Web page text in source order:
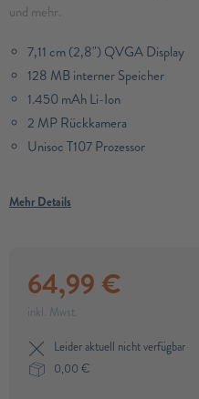
und mehr.
7,11 cm (2,8") QVGA Display
128 MB interner Speicher
1.450 mAh Li-Ion
2 MP Rückkamera
Unisoc T107 Prozessor
Mehr Details
64,99 €
inkl. Mwst.
Leider aktuell nicht verfügbar
0,00 €